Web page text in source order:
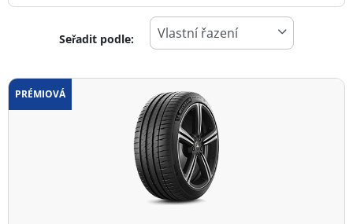
Typ pneumatiky
Všechny typy (24)
Seřadit podle:
PRÉMIOVÁ